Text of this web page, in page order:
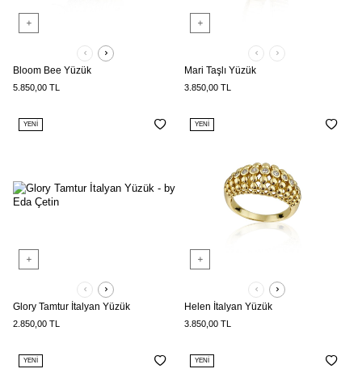
Bloom Bee Yüzük
5.850,00 TL
Mari Taşlı Yüzük
3.850,00 TL
YENI
Glory Tamtur İtalyan Yüzük
2.850,00 TL
YENI
Helen İtalyan Yüzük
3.850,00 TL
YENI YENI